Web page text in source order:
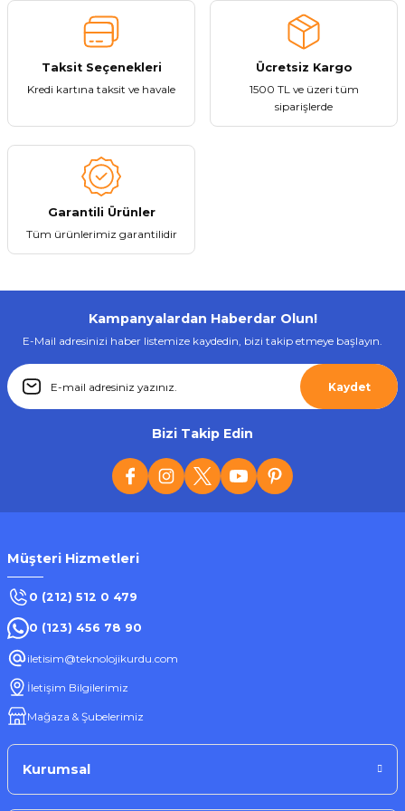
Stokta Yok
LinkTech
Linktech K-552 Safe Flexible 3A TYPE-C USB Şarj Kablosu
128,02 ₺
Stokta Yok
Tükendi
LinkTech
128,02 ₺
Stokta Yok
Tükendi
LinkTech K-478 Type C Şarj ve Data Kablosu
Taksit Seçenekleri
Kredi kartına taksit ve havale
Ücretsiz Kargo
1500 TL ve üzeri tüm
siparişlerde
Garantili Ürünler
Tüm ürünlerimiz garantilidir
Kampanyalardan Haberdar Olun!
E-Mail adresinizi haber listemize kaydedin, bizi takip etmeye başlayın.
Kaydet
Bizi Takip Edin
Müşteri Hizmetleri
0 (212) 512 0 479
0 (123) 456 78 90
iletisim@teknolojikurdu.com
İletişim Bilgilerimiz
Mağaza & Şubelerimiz
Kurumsal